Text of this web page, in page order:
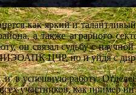
яркий и талантливый
а также аграрного
он связал судьбу с
ЦЧР, но и уйдя с
работу Отделения
участников, как пример